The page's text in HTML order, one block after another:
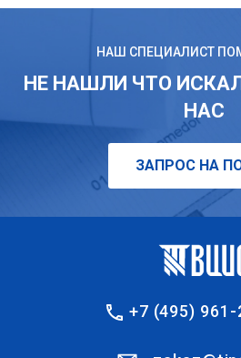
НАШ СПЕЦИАЛИСТ
НЕ НАШЛИ ЧТО
НАС
ЗАПРОС НА
+7 (495)